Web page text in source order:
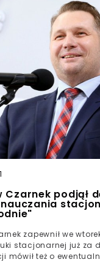
Czarnka. -
zagrożenie dla
relacjonowała
protestu.
Czarnek podjął
zapewnił we
stacjonarnej już za
mówił też o